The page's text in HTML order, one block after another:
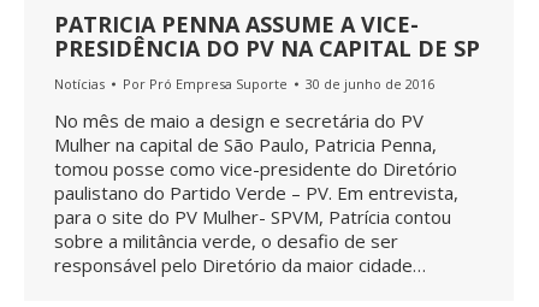
PATRICIA PENNA ASSUME A VICE-
PRESIDÊNCIA DO PV NA CAPITAL DE SP
Notícias Por Pró Empresa Suporte 30 de junho de 2016
No mês de maio a design e secretária do PV
Mulher na capital de São Paulo, Patricia Penna,
tomou posse como vice-presidente do Diretório
paulistano do Partido Verde – PV. Em entrevista,
para o site do PV Mulher- SPVM, Patrícia contou
sobre a militância verde, o desafio de ser
responsável pelo Diretório da maior cidade…